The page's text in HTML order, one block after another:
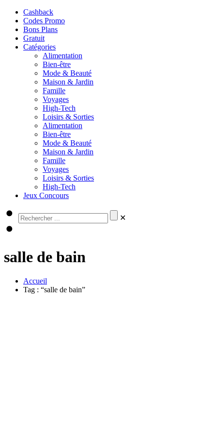
Cashback
Codes Promo
Bons Plans
Gratuit
Catégories
Alimentation
Bien-être
Mode & Beauté
Maison & Jardin
Famille
Voyages
High-Tech
Loisirs & Sorties
Alimentation
Bien-être
Mode & Beauté
Maison & Jardin
Famille
Voyages
Loisirs & Sorties
High-Tech
Jeux Concours
✕
salle de bain
Accueil
Tag : “salle de bain”